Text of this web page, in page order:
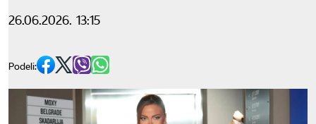
26.06.2026. 13:15
Podeli: